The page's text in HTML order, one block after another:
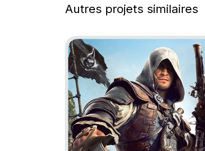
Autres projets similaires
Go to project Assassin’s Creed Black